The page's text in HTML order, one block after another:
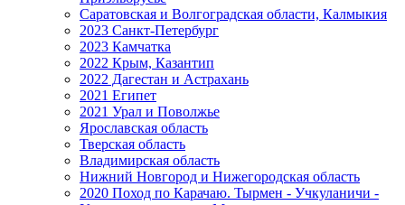
Саратовская и Волгоградская области, Калмыкия
2023 Санкт-Петербург
2023 Камчатка
2022 Крым, Казантип
2022 Дагестан и Астрахань
2021 Египет
2021 Урал и Поволжье
Ярославская область
Тверская область
Владимирская область
Нижний Новгород и Нижегородская область
2020 Поход по Карачаю. Тырмен - Учкуланичи -